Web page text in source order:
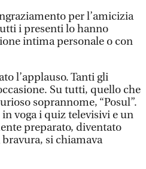
per l’amicizia
i presenti lo hanno
intima personale o con
l’applauso. Tanti gli
Su tutti, quello che
soprannome, “Posul”.
voga i quiz televisivi e un
preparato, diventato
si chiamava